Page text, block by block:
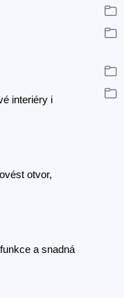
interiéry i
otvor,
a snadná